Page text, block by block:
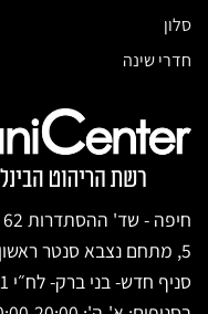
סלון
חדרי שינה